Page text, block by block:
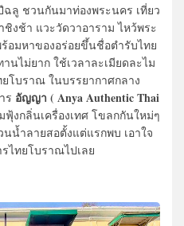
ฉลู ชวนกันมาท่องพระนคร เที่ยว
งช้า แวะวัดวาอาราม ไหว้พระ
อมหาของอร่อยขึ้นชื่อตำรับไทย
นไม่ยาก ใช้เวลาละเมียดละไม
โบราณ ในบรรยากาศกลาง
ร อัญญา ( Anya Authentic Thai
ฟุ้งกลิ่นเครื่องเทศ โขลกกันใหม่ๆ
น้ำลายสอตั้งแต่แรกพบ เอาใจ
ไทยโบราณไปเลย